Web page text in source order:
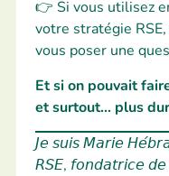
👉 Si vous utilisez
votre stratégie
vous poser une
Et si on pouvait
et surtout… plus
𝘑𝘦 𝘴𝘶𝘪𝘴 𝘔𝘢𝘳𝘪𝘦
𝘙𝘚𝘌, 𝘧𝘰𝘯𝘥𝘢𝘵𝘳𝘪𝘤𝘦 𝘥𝘦